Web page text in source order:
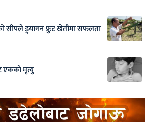
सीपले ड्र्यागन फ्रुट खेतीमा सफलता
एकको मृत्यु